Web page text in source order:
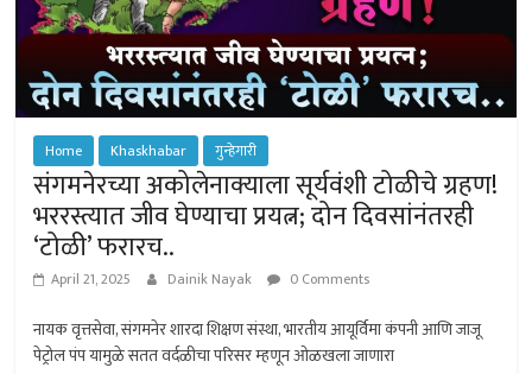
Home Khaskhabar गुन्हेगारी
संगमनेरच्या अकोलेनाक्याला सूर्यवंशी टोळीचे ग्रहण!
भररस्त्यात जीव घेण्याचा प्रयत्न; दोन दिवसांनंतरही
‘टोळी’ फरारच..
April 21, 2025 Dainik Nayak 0 Comments
नायक वृत्तसेवा, संगमनेर शारदा शिक्षण संस्था, भारतीय आयूर्विमा कंपनी आणि जाजू
पेट्रोल पंप यामुळे सतत वर्दळीचा परिसर म्हणून ओळखला जाणारा